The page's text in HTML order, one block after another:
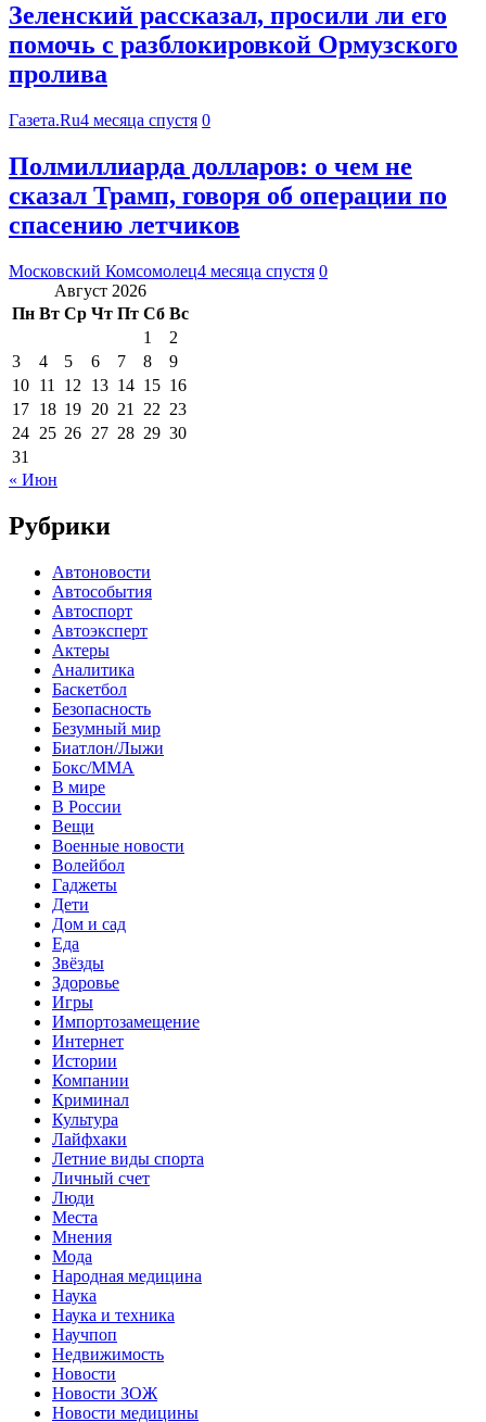
Зеленский рассказал, просили ли его
помочь с разблокировкой Ормузского
пролива
Газета.Ru4 месяца спустя 0
Полмиллиарда долларов: о чем не
сказал Трамп, говоря об операции по
спасению летчиков
Московский Комсомолец4 месяца спустя 0
Август 2026
Пн Вт Ср Чт Пт Сб Вс
1
2
3
4 5 6 7 8
9
10 11 12 13 14 15 16
17 18 19 20 21 22 23
24 25 26 27 28 29 30
31
« Июн
Рубрики
Автоновости
Автособытия
Автоспорт
Автоэксперт
Актеры
Аналитика
Баскетбол
Безопасность
Безумный мир
Биатлон/Лыжи
Бокс/MMA
В мире
В России
Вещи
Военные новости
Волейбол
Гаджеты
Дети
Дом и сад
Еда
Звёзды
Здоровье
Игры
Импортозамещение
Интернет
Истории
Компании
Криминал
Культура
Лайфхаки
Летние виды спорта
Личный счет
Люди
Места
Мнения
Мода
Народная медицина
Наука
Наука и техника
Научпоп
Недвижимость
Новости
Новости ЗОЖ
Новости медицины